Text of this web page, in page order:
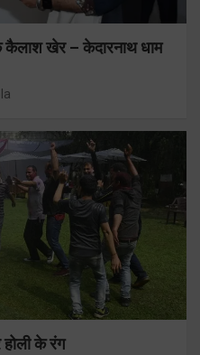
कैलाश खेर – केदारनाथ धाम
के रंग